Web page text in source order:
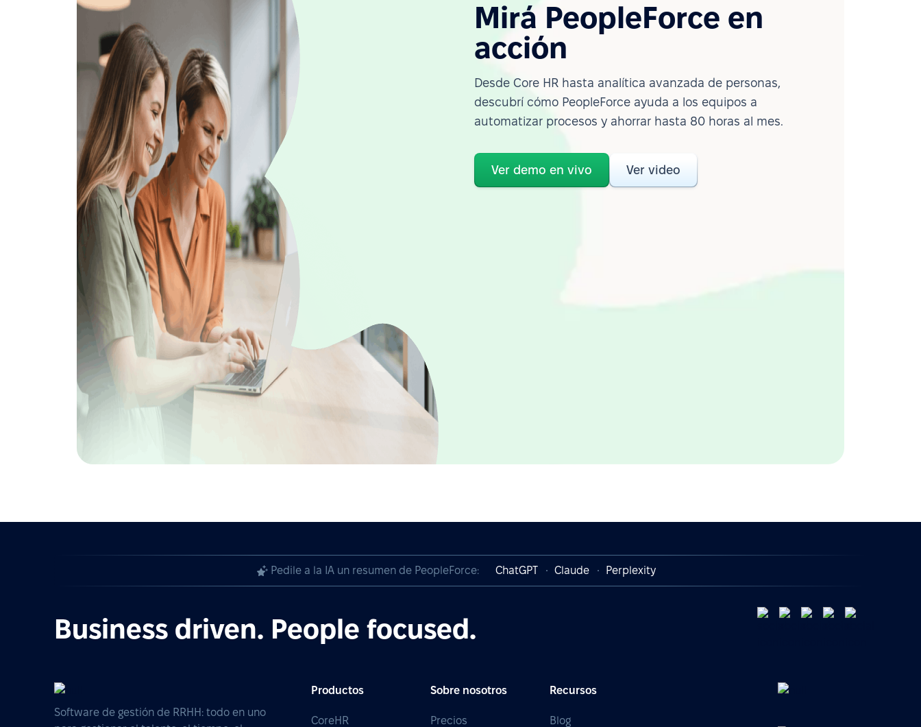
Mirá PeopleForce en
acción
Desde Core HR hasta analítica avanzada de personas,
descubrí cómo PeopleForce ayuda a los equipos a
automatizar procesos y ahorrar hasta 80 horas al mes.
Ver demo en vivo Ver video
Pedile a la IA un resumen de PeopleForce: ChatGPT Claude Perplexity
Business driven. People focused.
Software de gestión de RRHH: todo en uno
Productos
CoreHR
Sobre nosotros
Precios
Recursos
Blog